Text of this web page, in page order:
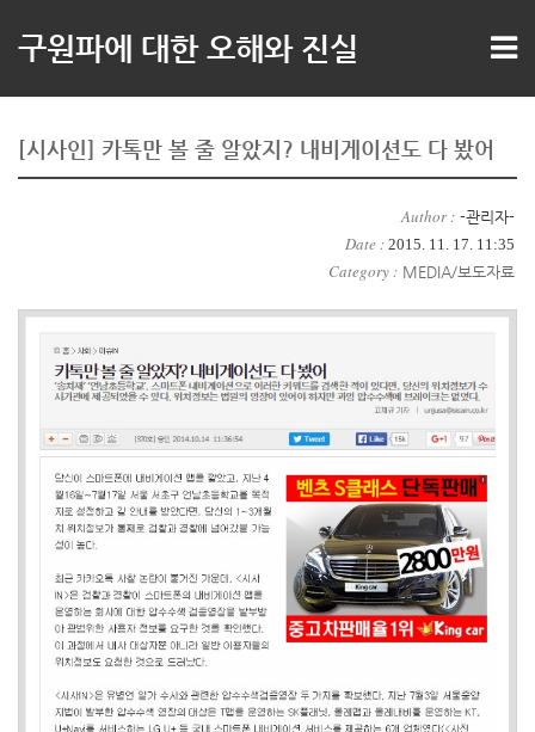
구원파에 대한 오해와 진실
[시사인] 카톡만 볼 줄 알았지? 내비게이션도 다 봤어
Author : -관리자-
Date : 2015. 11. 17. 11:35
Category : MEDIA/보도자료